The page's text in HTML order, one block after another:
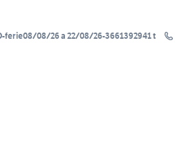
ferie08/08/26 a 22/08/26-3661392941 t